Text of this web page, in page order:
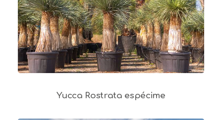
Yucca Rostrata espécime